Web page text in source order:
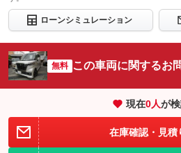
ローンシミュレーション
無料 この車両に関するお
現在0人が
在庫確認・見積